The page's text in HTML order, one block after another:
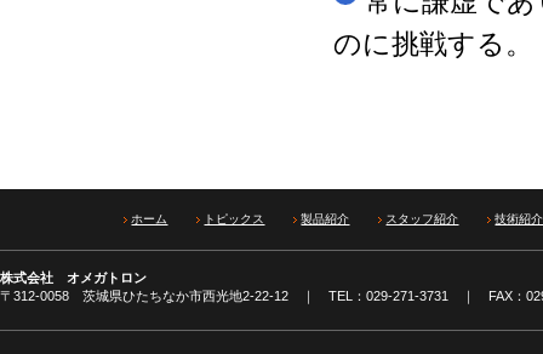
のに挑戦する。
ホーム トピックス 製品紹介 スタッフ紹介 技術紹介
株式会社 オメガトロン
〒312-0058 茨城県ひたちなか市西光地2-22-12 ｜ TEL：029-271-3731 ｜ FAX：